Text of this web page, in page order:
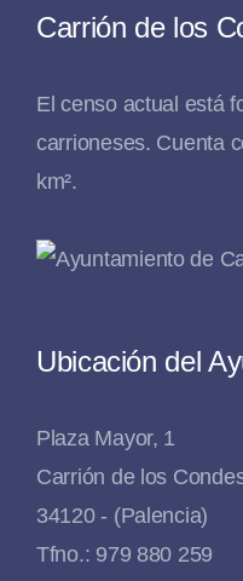
Carrión de los
El censo actual está
carrioneses. Cuenta
km².
Ubicación del
Plaza Mayor, 1
Carrión de los
34120 - (Palencia)
Tfno.: 979 880 259